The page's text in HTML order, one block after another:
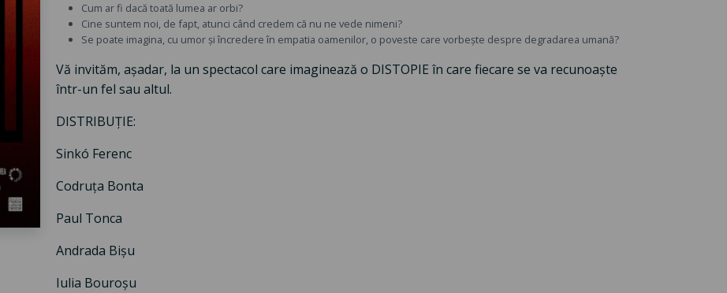
Cum ar fi dacă toată lumea ar orbi?
Cine suntem noi, de fapt, atunci când credem că nu ne vede nimeni?
Se poate imagina, cu umor și încredere în empatia oamenilor, o poveste care vorbește despre degradarea umană?
Vă invităm, așadar, la un spectacol care imaginează o DISTOPIE în care fiecare se va recunoaște
într-un fel sau altul.
DISTRIBUȚIE:
Sinkó Ferenc
Codruța Bonta
Paul Tonca
Andrada Bișu
Iulia Bouroșu